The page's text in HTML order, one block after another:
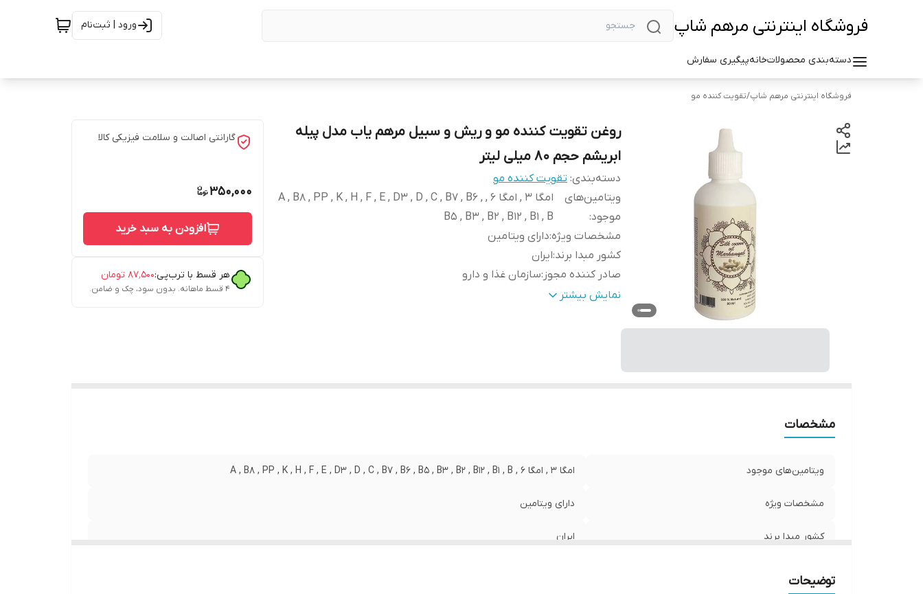
فروشگاه اینترنتی مرهم شاپ ورود | ثبت‌نام
دسته‌بندی محصولاتخانهپیگیری سفارش
فروشگاه اینترنتی مرهم شاپ/تقویت کننده مو
روغن تقویت کننده مو و ریش و سبیل مرهم یاب مدل پیله
ابریشم حجم 80 میلی لیتر
دسته‌بندی: تقویت کننده مو
ویتامین‌های
موجود:
امگا 3 , امگا 6 , A , B8 , PP , K , H , F , E , D3 , D , C , B7 , B6 ,
B5 , B3 , B2 , B12 , B1 , B
مشخصات ویژه:دارای ویتامین
کشور مبدا برند:ایران
صادر کننده مجوز :سازمان غذا و دارو
حجم:80 میلی‌لیتر
نمایش بیشتر
گارانتی اصالت و سلامت فیزیکی کالا
350,000
افزودن به سبد خرید
هر قسط با ترب‌پی:۸۷٬۵۰۰ تومان
۴ قسط ماهانه. بدون سود، چک و ضامن.
مشخصات
ویتامین‌های موجود امگا 3 , امگا 6 , A , B8 , PP , K , H , F , E , D3 , D , C , B7 , B6 , B5 , B3 , B2 , B12 , B1 , B
مشخصات ویژه دارای ویتامین
کشور مبدا برند ایران
توضیحات